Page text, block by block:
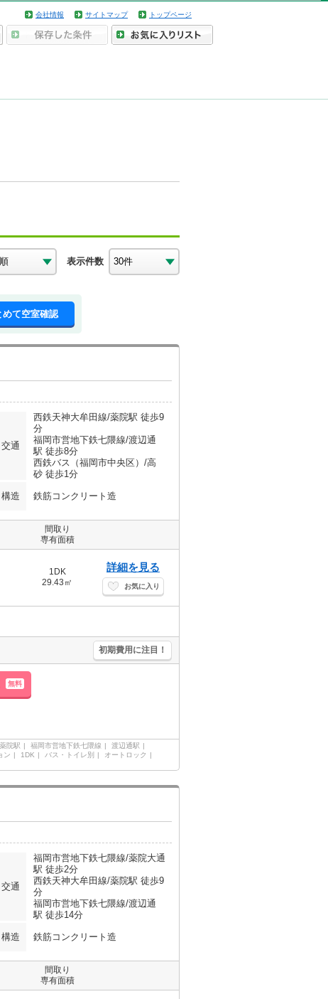
会社情報 サイトマップ トップページ
表示件数
めて空室確認
交通
西鉄天神大牟田線/薬院駅 徒歩9
分
福岡市営地下鉄七隈線/渡辺通
駅 徒歩8分
西鉄バス（福岡市中央区）/高
砂 徒歩1分
構造 鉄筋コンクリート造
間取り
専有面積
1DK
29.43㎡
詳細を見る
お気に入り
初期費用に注目！
無料
薬院駅 福岡市営地下鉄七隈線
渡辺通駅
ン 1DK バス・トイレ別
オートロック
交通
福岡市営地下鉄七隈線/薬院大通
駅 徒歩2分
西鉄天神大牟田線/薬院駅 徒歩9
分
福岡市営地下鉄七隈線/渡辺通
駅 徒歩14分
構造 鉄筋コンクリート造
間取り
専有面積